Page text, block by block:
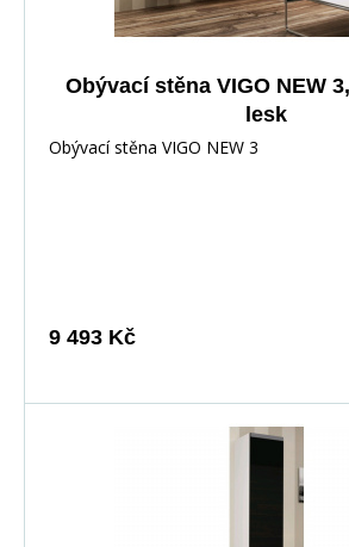
Obývací stěna VIGO NEW
lesk
Obývací stěna VIGO NEW 3
9 493 Kč